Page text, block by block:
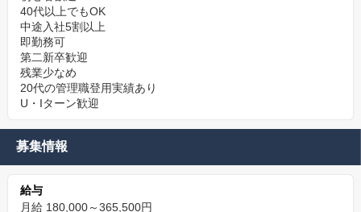
40代以上でもOK
中途入社5割以上
即勤務可
第二新卒歓迎
残業少なめ
20代の管理職登用実績あり
U・Iターン歓迎
募集情報
給与
月給 180,000～365,500円